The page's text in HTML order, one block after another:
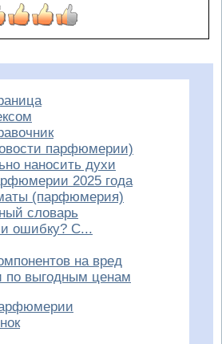
парфюмерии)
наносить духи
2025 года
(парфюмерия)
словарь
ошибку? С...
на вред
по выгодным ценам